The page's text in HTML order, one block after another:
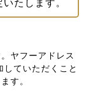
たします。
ヤフーアドレス
ていただくこと
す。